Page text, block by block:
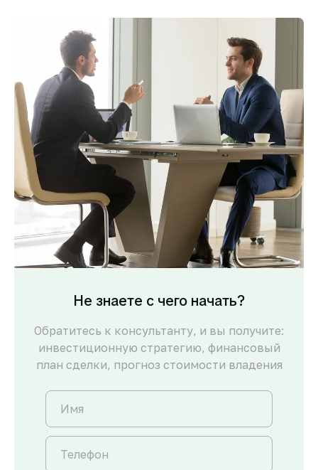
Не знаете с чего начать?
Обратитесь к консультанту, и вы получите:
инвестиционную стратегию, финансовый
план сделки, прогноз стоимости владения